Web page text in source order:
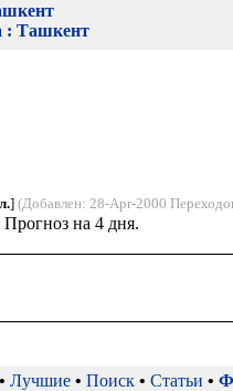
: Ташкент
] (Добавлен: 28-Apr-2000
Прогноз на 4 дня.
• Лучшие • Поиск • Статьи •